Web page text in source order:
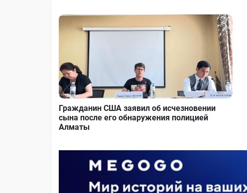
Гражданин США заявил об исчезновении
сына после его обнаружения полицией
Алматы